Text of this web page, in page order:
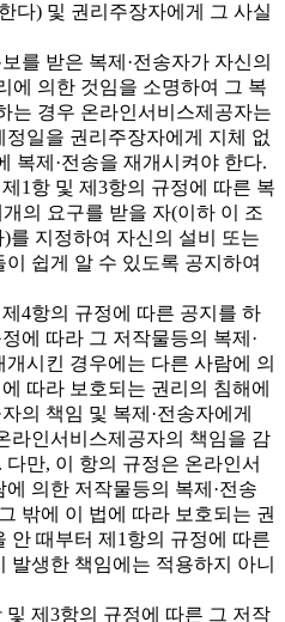
다) 및 권리주장자에게 그 사실
를 받은 복제·전송자가 자신의
에 의한 것임을 소명하여 그 복
는 경우 온라인서비스제공자는
일을 권리주장자에게 지체 없
복제·전송을 재개시켜야 한다.
1항 및 제3항의 규정에 따른 복
의 요구를 받을 자(이하 이 조
를 지정하여 자신의 설비 또는
쉽게 알 수 있도록 공지하여
4항의 규정에 따른 공지를 하
에 따라 그 저작물등의 복제·
시킨 경우에는 다른 사람에 의
따라 보호되는 권리의 침해에
의 책임 및 복제·전송자에게
라인서비스제공자의 책임을 감
만, 이 항의 규정은 온라인서
의한 저작물등의 복제·전송
밖에 이 법에 따라 보호되는 권
안 때부터 제1항의 규정에 따른
발생한 책임에는 적용하지 아니
및 제3항의 규정에 따른 그 저작